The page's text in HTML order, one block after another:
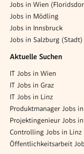
Jobs in Wien
Jobs in Mödling
Jobs in Innsbruck
Jobs in Salzburg (Stadt)
Aktuelle Suchen
IT Jobs in Wien
IT Jobs in Graz
IT Jobs in Linz
Produktmanager Jobs
Projektingenieur Jobs
Controlling Jobs in Linz
Öffentlichkeitsarbeit